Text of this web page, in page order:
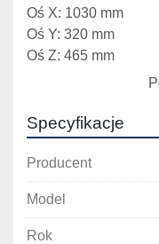
Oś X: 1030 mm
Oś Y: 320 mm
Oś Z: 465 mm
Specyfikacje
Producent
Model
Rok